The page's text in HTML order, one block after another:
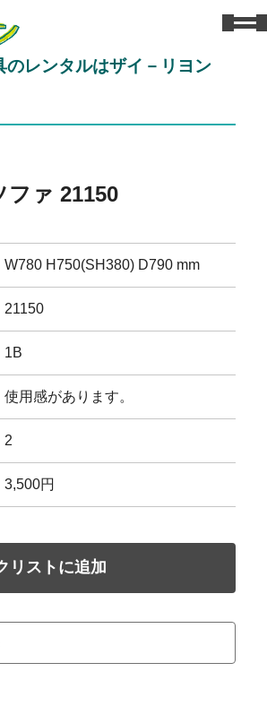
のレンタルはザイ－リヨン
ファ 21150
W780 H750(SH380) D790 mm
21150
1B
使用感があります。
2
3,500円
リストに追加